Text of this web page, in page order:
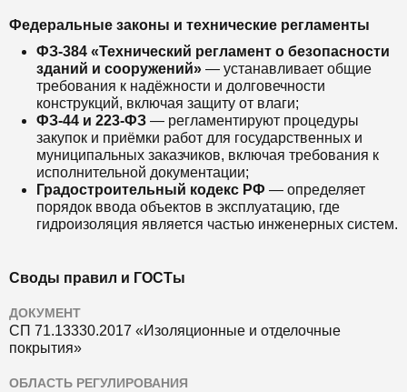
Федеральные законы и технические регламенты
ФЗ-384 «Технический регламент о безопасности
зданий и сооружений» — устанавливает общие
требования к надёжности и долговечности
конструкций, включая защиту от влаги;
ФЗ-44 и 223-ФЗ — регламентируют процедуры
закупок и приёмки работ для государственных и
муниципальных заказчиков, включая требования к
исполнительной документации;
Градостроительный кодекс РФ — определяет
порядок ввода объектов в эксплуатацию, где
гидроизоляция является частью инженерных систем.
Своды правил и ГОСТы
ДОКУМЕНТ
СП 71.13330.2017 «Изоляционные и отделочные
покрытия»
ОБЛАСТЬ РЕГУЛИРОВАНИЯ